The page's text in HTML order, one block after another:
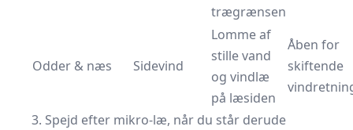
trægrænsen
Odder & næs Sidevind
Lomme af
stille vand
og vindlæ
på læsiden
Åben for
skiftende
3. Spejd efter mikro-læ, når du står derude